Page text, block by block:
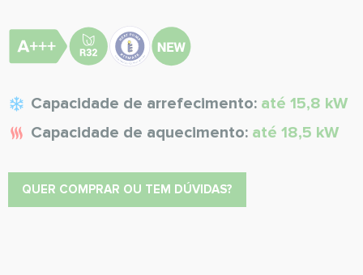
Capacidade de arrefecimento: até 15,8 kW
Capacidade de aquecimento: até 18,5 kW
QUER COMPRAR OU TEM DÚVIDAS?